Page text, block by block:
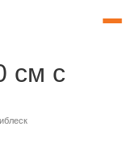
см с